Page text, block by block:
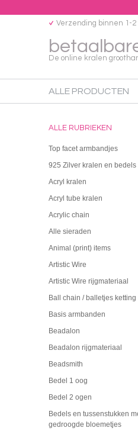
De online kralen
Verzending binnen 1-
ALLE PRODUCTEN
ALLE RUBRIEKEN
Top facet armbandjes
925 Zilver kralen en bedels
Acryl kralen
Acryl tube kralen
Acrylic chain
Alle sieraden
Animal (print) items
Artistic Wire
Artistic Wire rijgmateriaal
Ball chain / balletjes ketting
Basis armbanden
Beadalon
Beadalon rijgmateriaal
Beadsmith
Bedel 1 oog
Bedel 2 ogen
Bedels en tussenstukken
gedroogde bloemetjes